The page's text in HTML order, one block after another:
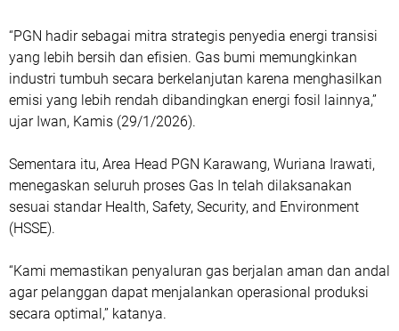
“PGN hadir sebagai mitra strategis penyedia energi transisi
yang lebih bersih dan efisien. Gas bumi memungkinkan
industri tumbuh secara berkelanjutan karena menghasilkan
emisi yang lebih rendah dibandingkan energi fosil lainnya,”
ujar Iwan, Kamis (29/1/2026).
Sementara itu, Area Head PGN Karawang, Wuriana Irawati,
menegaskan seluruh proses Gas In telah dilaksanakan
sesuai standar Health, Safety, Security, and Environment
(HSSE).
“Kami memastikan penyaluran gas berjalan aman dan andal
agar pelanggan dapat menjalankan operasional produksi
secara optimal,” katanya.